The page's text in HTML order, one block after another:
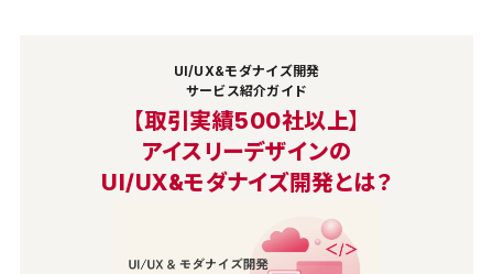
UI/UX&モダナイズ開発
サービス紹介ガイド
【取引実績500社以上】
アイスリーデザインの
UI/UX&モダナイズ開発とは？